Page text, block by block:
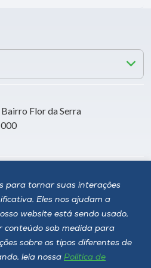
para tornar suas interações
Eles nos ajudam a
website está sendo usado,
conteúdo sob medida para
sobre os tipos diferentes de
leia nossa Política de
Flor da Serra